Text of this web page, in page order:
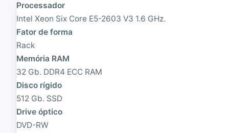
u
a
d
r
o
M
4
0
0
0
8
G
b
r
k
S
t
a
t
i
o
n
T
o
r
r
Processador
Intel Xeon Six Core E5-2603 V3 1.6 GHz.
Fator de forma
Rack
Memória RAM
32 Gb. DDR4 ECC RAM
Disco rígido
512 Gb. SSD
Drive óptico
DVD-RW